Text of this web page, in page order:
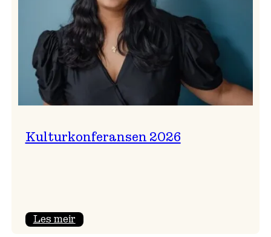
Kulturkonferansen 2026
Les meir: